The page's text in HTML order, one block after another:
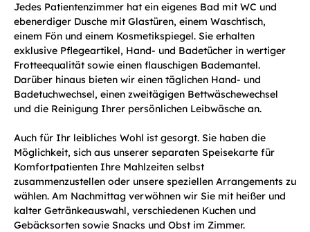
Jedes Patientenzimmer hat ein eigenes Bad mit WC und
ebenerdiger Dusche mit Glastüren, einem Waschtisch,
einem Fön und einem Kosmetikspiegel. Sie erhalten
exklusive Pflegeartikel, Hand- und Badetücher in wertiger
Frotteequalität sowie einen flauschigen Bademantel.
Darüber hinaus bieten wir einen täglichen Hand- und
Badetuchwechsel, einen zweitägigen Bettwäschewechsel
und die Reinigung Ihrer persönlichen Leibwäsche an.
Auch für Ihr leibliches Wohl ist gesorgt. Sie haben die
Möglichkeit, sich aus unserer separaten Speisekarte für
Komfortpatienten Ihre Mahlzeiten selbst
zusammenzustellen oder unsere speziellen Arrangements zu
wählen. Am Nachmittag verwöhnen wir Sie mit heißer und
kalter Getränkeauswahl, verschiedenen Kuchen und
Gebäcksorten sowie Snacks und Obst im Zimmer.